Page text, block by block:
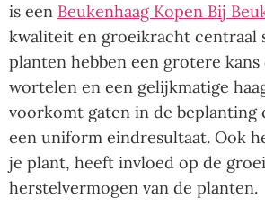
is een Beukenhaag Kopen Bij
kwaliteit en groeikracht centraal
planten hebben een grotere kans
wortelen en een gelijkmatige
voorkomt gaten in de beplanting
een uniform eindresultaat. Ook
je plant, heeft invloed op de
herstelvermogen van de planten.